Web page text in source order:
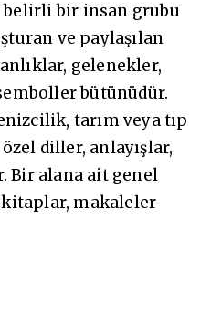
belirli bir insan grubu
ve paylaşılan
gelenekler,
bütünüdür.
tarım veya tıp
diller, anlayışlar,
Bir alana ait genel
makaleler